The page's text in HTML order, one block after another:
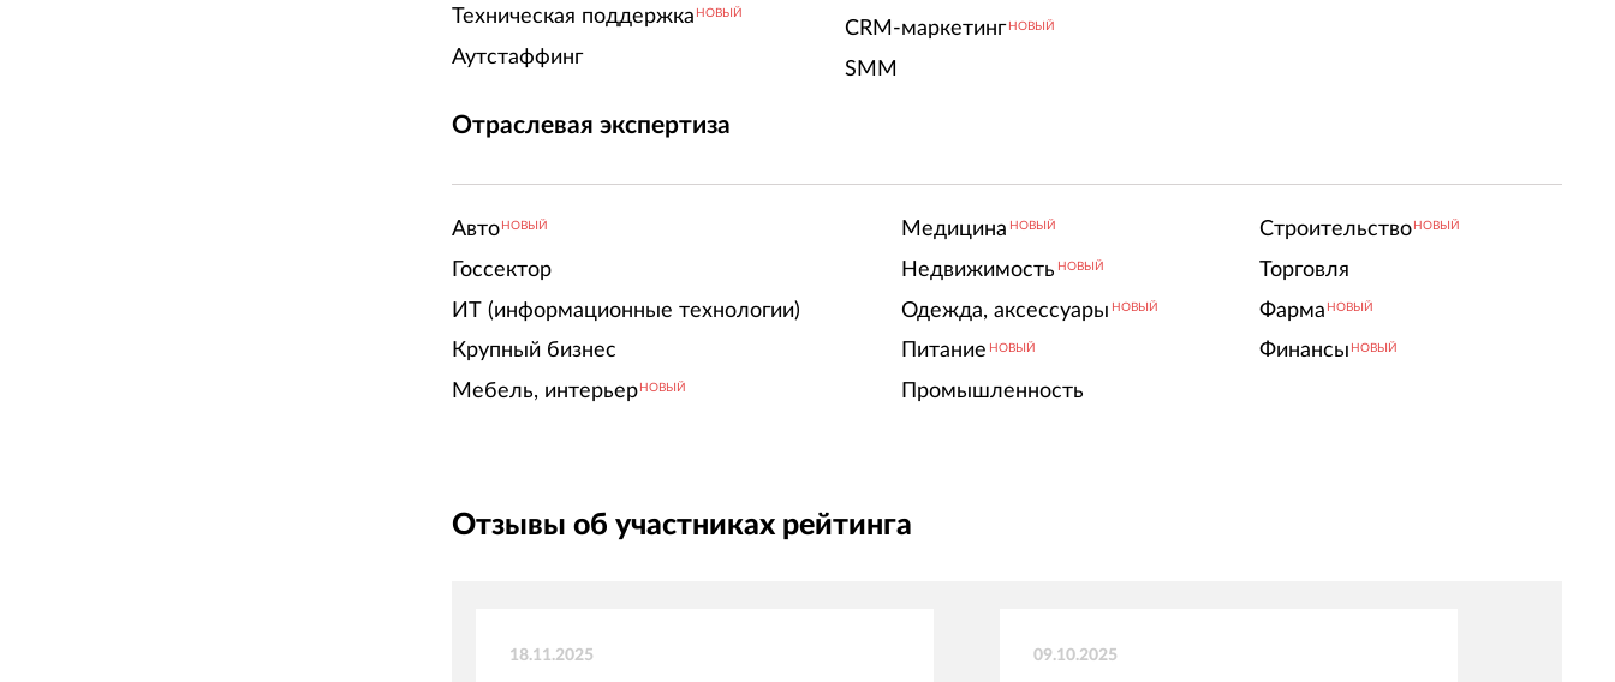
Техническая поддержка НОВЫЙ
Аутстаффинг
CRM-маркетинг НОВЫЙ
SMM
Отраслевая экспертиза
Авто НОВЫЙ
Госсектор
ИТ (информационные технологии)
Крупный бизнес
Мебель, интерьер НОВЫЙ
Медицина НОВЫЙ
Недвижимость НОВЫЙ
Одежда, аксессуары НОВЫЙ
Питание НОВЫЙ
Промышленность
Строительство НОВЫЙ
Торговля
Фарма НОВЫЙ
Финансы НОВЫЙ
Отзывы об участниках рейтинга
18.11.2025 09.10.2025